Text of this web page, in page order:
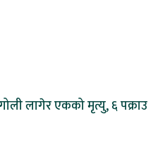
लागेर एकको मृत्यु, ६ पक्राउ